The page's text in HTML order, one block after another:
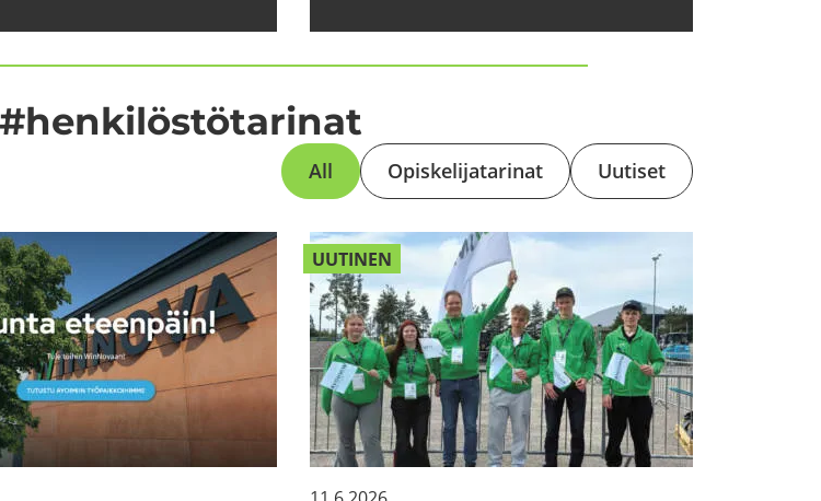
All Opis­ke­li­ja­ta­ri­nat Uu­ti­set
UU­TI­NEN